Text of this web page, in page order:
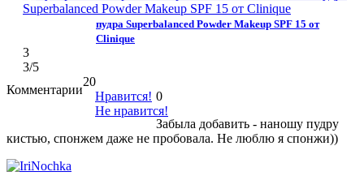
пудра Superbalanced Powder Makeup SPF 15 от
Clinique
3
3/5
Комментарии
20
Нравится!
Не нравится!
0
Забыла добавить - наношу пудру
кистью, спонжем даже не пробовала. Не люблю я спонжи))